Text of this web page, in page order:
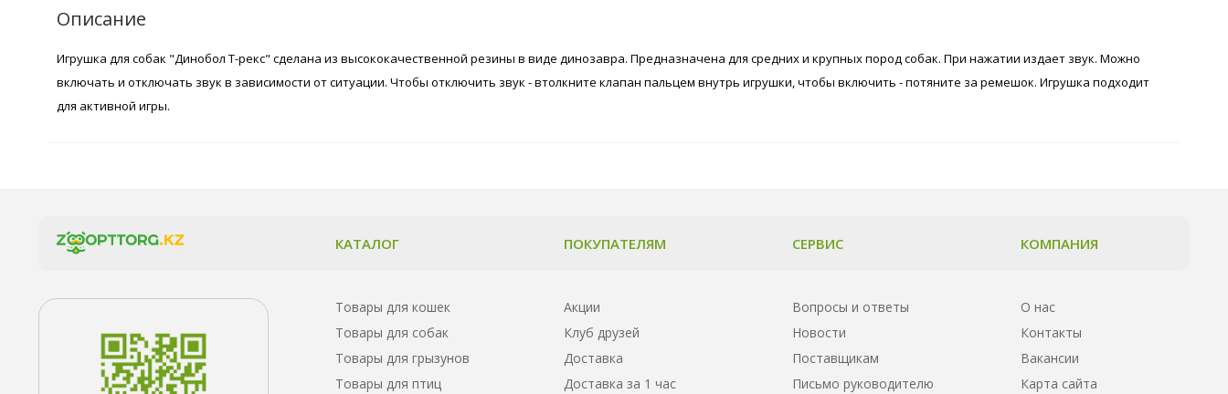
Описание
Игрушка для собак "Динобол Т-рекс" сделана из высококачественной резины в виде динозавра. Предназначена для средних и крупных пород собак. При нажатии издает звук. Можно
включать и отключать звук в зависимости от ситуации. Чтобы отключить звук - втолкните клапан пальцем внутрь игрушки, чтобы включить - потяните за ремешок. Игрушка подходит
для активной игры.
КАТАЛОГ
Товары для кошек
Товары для собак
Товары для грызунов
Товары для птиц
ПОКУПАТЕЛЯМ
Акции
Клуб друзей
Доставка
Доставка за 1 час
СЕРВИС
Вопросы и ответы
Новости
Поставщикам
Письмо руководителю
КОМПАНИЯ
О нас
Контакты
Вакансии
Карта сайта